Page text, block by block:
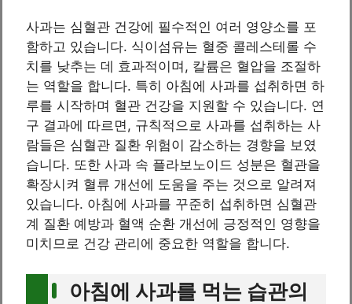
사과는 심혈관 건강에 필수적인 여러 영양소를 포
함하고 있습니다. 식이섬유는 혈중 콜레스테롤 수
치를 낮추는 데 효과적이며, 칼륨은 혈압을 조절하
는 역할을 합니다. 특히 아침에 사과를 섭취하면 하
루를 시작하며 혈관 건강을 지원할 수 있습니다. 연
구 결과에 따르면, 규칙적으로 사과를 섭취하는 사
람들은 심혈관 질환 위험이 감소하는 경향을 보였
습니다. 또한 사과 속 플라보노이드 성분은 혈관을
확장시켜 혈류 개선에 도움을 주는 것으로 알려져
있습니다. 아침에 사과를 꾸준히 섭취하면 심혈관
계 질환 예방과 혈액 순환 개선에 긍정적인 영향을
미치므로 건강 관리에 중요한 역할을 합니다.
아침에 사과를 먹는 습관의